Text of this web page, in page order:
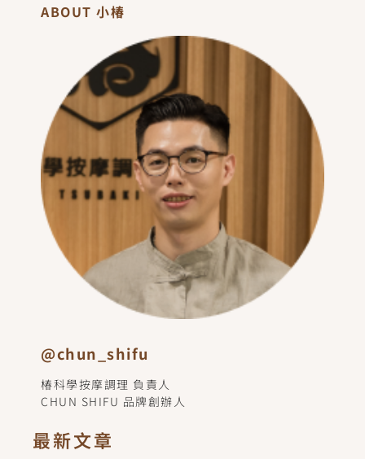
ABOUT 小椿
@chun_shifu
椿科學按摩調理 負責人
CHUN SHIFU 品牌創辦人
最新文章